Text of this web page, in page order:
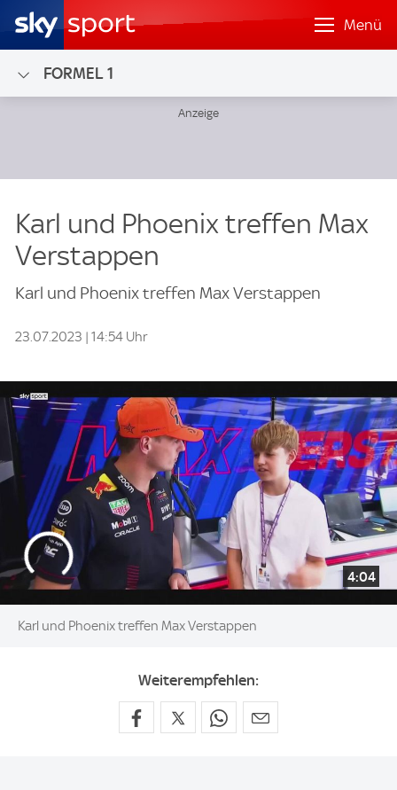
Menü
FORMEL 1
Karl und Phoenix treffen Max
Verstappen
Karl und Phoenix treffen Max Verstappen
23.07.2023 | 14:54 Uhr
4:04
Karl und Phoenix treffen Max Verstappen
Weiterempfehlen: